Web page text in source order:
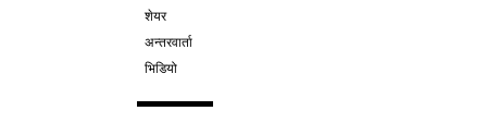
शेयर
अन्तरवार्ता
भिडियो